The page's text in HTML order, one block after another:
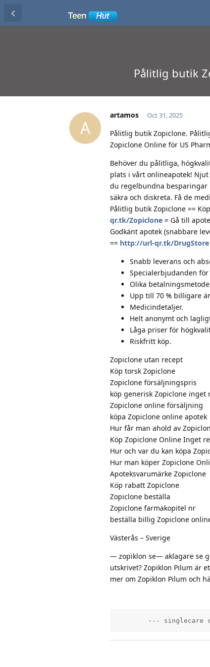
Pålitlig butik
A
artamos Oct 31, 2025
Pålitlig butik Zopiclone.
Zopiclone Online för US
Behöver du pålitliga,
plats i vårt onlineapotek!
du regelbundna besparingar
säkra och diskreta. Få de
Pålitlig butik Zopiclone ==
qr.tk/Zopiclone = Gå till
Godkänt apotek (snabbare
== http://url-qr.tk/DrugStore
Snabb leverans och
Specialerbjudanden
Olika
Upp till 70 % billigare
Medicindetaljer.
Helt anonymt och
Låga priser för
Riskfritt köp.
Zopiclone utan recept
Köp torsk Zopiclone
Zopiclone försäljningspris
köp generisk Zopiclone inget
Zopiclone online försäljning
köpa Zopiclone online apotek
Hur får man ahold av
Köp Zopiclone Online Inget
Hur och var du kan köpa
Hur man köper Zopiclone
Apoteksvarumärke Zopiclone
Köp rabatt Zopiclone
Zopiclone beställa
Zopiclone farmakopitel nr
beställa billig Zopiclone
Västerås – Sverige
— zopiklon se— aklagare se
utskrivet? Zopiklon Pilum är
mer om Zopiklon Pilum och
---